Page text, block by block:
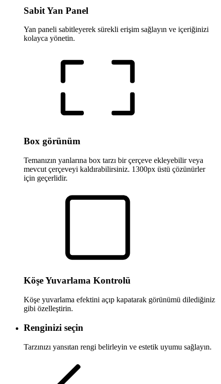
Sabit Yan Panel
Yan paneli sabitleyerek sürekli erişim sağlayın ve içeriğinizi
kolayca yönetin.
Box görünüm
Temanızın yanlarına box tarzı bir çerçeve ekleyebilir veya
mevcut çerçeveyi kaldırabilirsiniz. 1300px üstü çözünürler
için geçerlidir.
Köşe Yuvarlama Kontrolü
Köşe yuvarlama efektini açıp kapatarak görünümü dilediğiniz
gibi özelleştirin.
Renginizi seçin
Tarzınızı yansıtan rengi belirleyin ve estetik uyumu sağlayın.